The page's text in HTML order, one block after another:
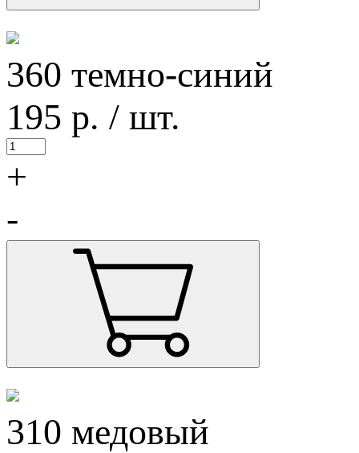
360 темно-синий
195 р. / шт.
+
-
310 медовый